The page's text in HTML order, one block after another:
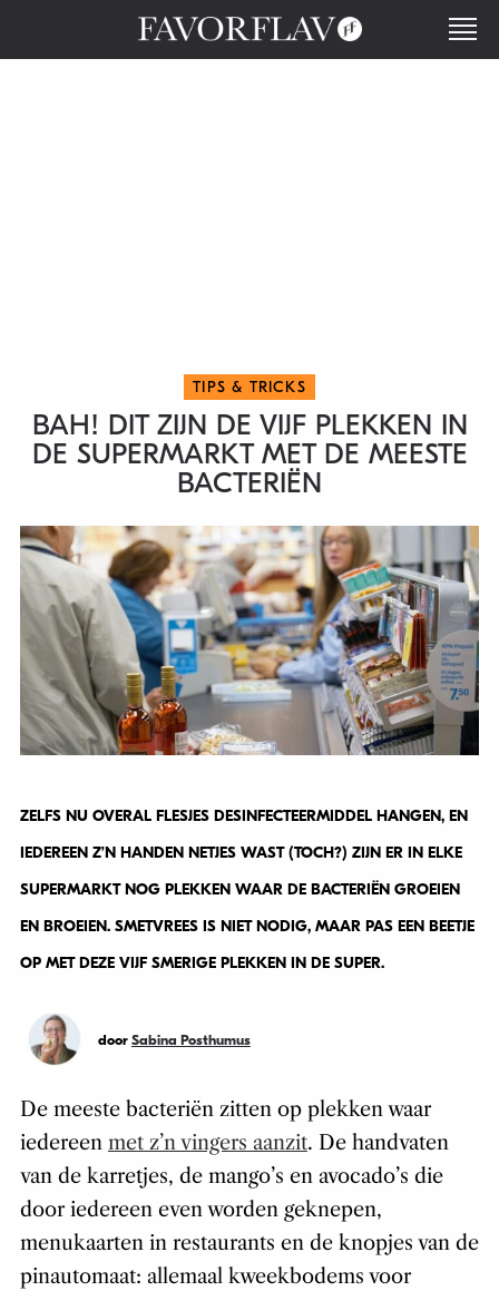
TIPS & TRICKS
BAH! DIT ZIJN DE VIJF PLEKKEN IN
DE SUPERMARKT MET DE MEESTE
BACTERIËN
ZELFS NU OVERAL FLESJES DESINFECTEERMIDDEL HANGEN, EN
IEDEREEN Z’N HANDEN NETJES WAST (TOCH?) ZIJN ER IN ELKE
SUPERMARKT NOG PLEKKEN WAAR DE BACTERIËN GROEIEN
EN BROEIEN. SMETVREES IS NIET NODIG, MAAR PAS EEN BEETJE
OP MET DEZE VIJF SMERIGE PLEKKEN IN DE SUPER.
door Sabina Posthumus
De meeste bacteriën zitten op plekken waar
iedereen met z’n vingers aanzit. De handvaten
van de karretjes, de mango’s en avocado’s die
door iedereen even worden geknepen,
menukaarten in restaurants en de knopjes van de
pinautomaat: allemaal kweekbodems voor